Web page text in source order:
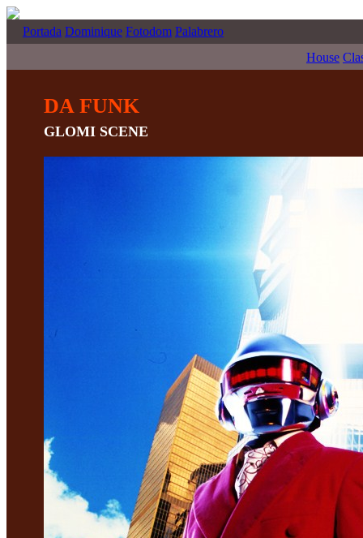
Portada Dominique Fotodom Palabrero
House
DA FUNK
GLOMI SCENE